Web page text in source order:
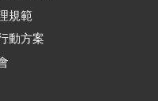
規範
動方案